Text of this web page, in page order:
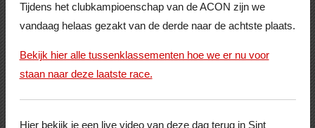
Tijdens het clubkampioenschap van de ACON zijn we
vandaag helaas gezakt van de derde naar de achtste plaats.
Bekijk hier alle tussenklassementen hoe we er nu voor
staan naar deze laatste race.
Hier bekijk je een live video van deze dag terug in Sint